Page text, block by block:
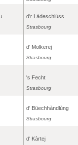
d'r Làdeschlùss
Strasbourg
d' Molkerej
Strasbourg
's Fecht
Strasbourg
d' Büechhàndlùng
Strasbourg
d' Kàrtej